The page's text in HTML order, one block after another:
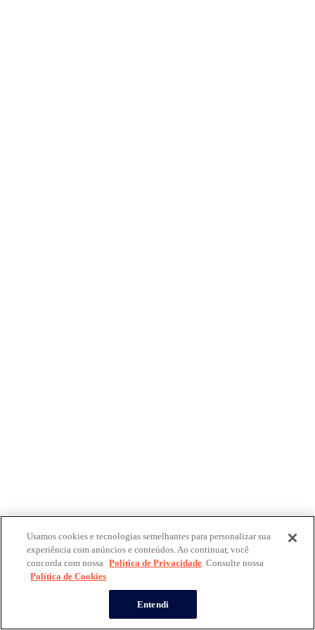
Usamos cookies e tecnologias semelhantes para personalizar sua
experiência com anúncios e conteúdos. Ao continuar, você
concorda com nossa Política de Privacidade. Consulte nossa
Política de Cookies
Entendi